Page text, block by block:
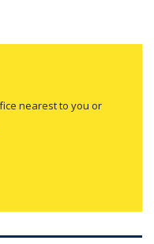
nearest to you or